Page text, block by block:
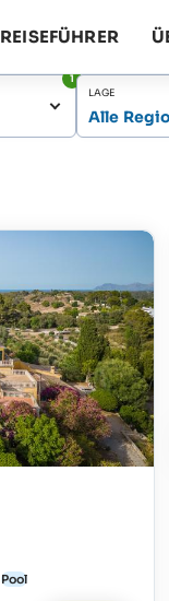
REISEFÜHRER
1
LAGE
Alle
Pool